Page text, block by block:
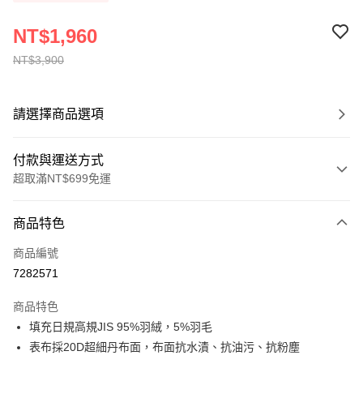
NT$3,900
NT$1,960
請選擇商品選項
付款與運送方式
超取滿NT$699免運
信用卡一次付款
超商取貨付款
街口支付
悠遊付
商品特色
商品編號
7282571
商品特色
填充日規高規JIS 95%羽絨，5%羽毛
表布採20D超細丹布面，布面抗水漬、抗油污、抗粉塵